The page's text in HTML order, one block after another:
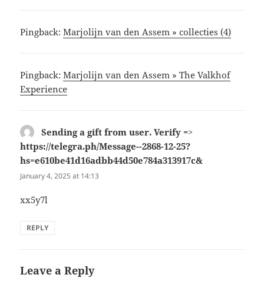
Pingback:Marjolijn van den Assem » collecties (4)
Pingback:Marjolijn van den Assem » The Valkhof
Experience
Sending a gift from user. Verify =>
https://telegra.ph/Message--2868-12-25?
hs=e610be41d16adbb44d50e784a313917c&
January 4, 2025 at 14:13
xx5y7l
REPLY
Leave a Reply